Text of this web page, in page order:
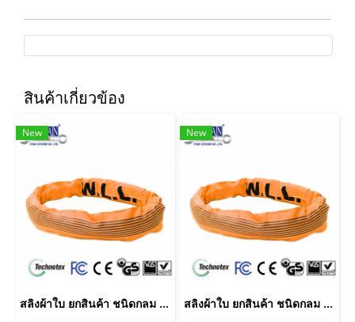
สินค้าเกี่ยวข้อง
New
สลิงผ้าใบ ยกสินค้า ชนิดกลม น้ำหนักยก 10 ตัน ยาว 6 เมตร
New
สลิงผ้าใบ ยกสินค้า ชนิดกลม น้ำหนักยก 10 ตัน ยาว 4 เมตร